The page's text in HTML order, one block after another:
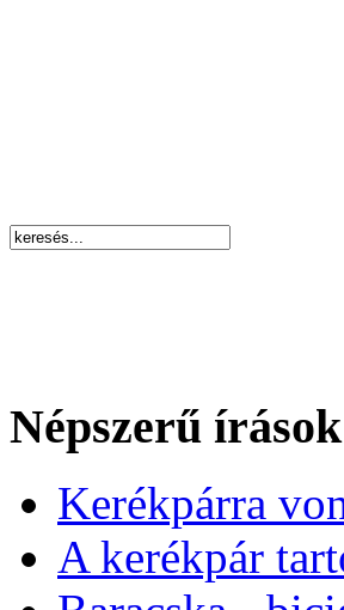
Népszerű írások
Kerékpárra
A kerékpár